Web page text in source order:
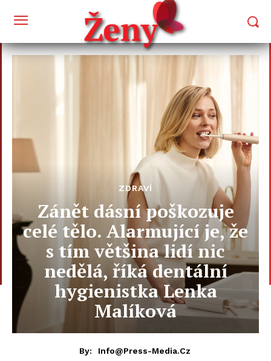
ZDRAVÍ
Zánět dásní poškozuje
celé tělo. Alarmující je, že
s tím většina lidí nic
nedělá, říká dentální
hygienistka Lenka
Malíková
By:
Info@press-Media.cz